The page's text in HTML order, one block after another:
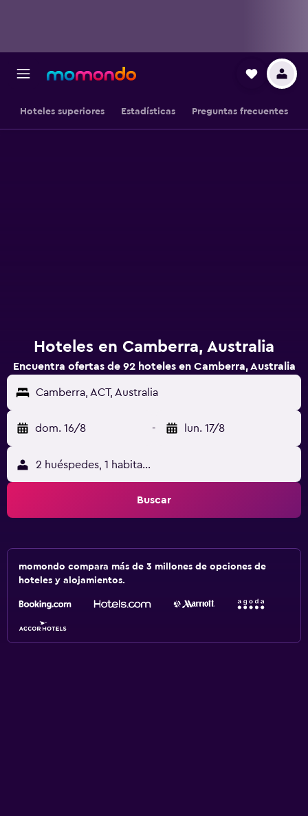
Hoteles superiores Estadísticas Preguntas frecuentes
Hoteles en Camberra, Australia
Encuentra ofertas de 92 hoteles en Camberra, Australia
Camberra, ACT, Australia
dom. 16/8 - lun. 17/8
2 huéspedes, 1 habitación
Buscar
momondo compara más de 3 millones de opciones de
hoteles y alojamientos.